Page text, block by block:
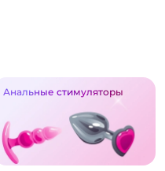
Анальные стимуляторы